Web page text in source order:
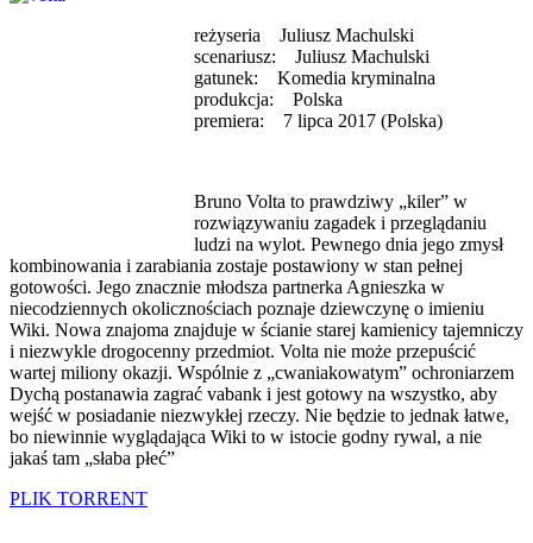
reżyseria Juliusz Machulski
scenariusz: Juliusz Machulski
gatunek: Komedia kryminalna
produkcja: Polska
premiera: 7 lipca 2017 (Polska)
Bruno Volta to prawdziwy „kiler” w
rozwiązywaniu zagadek i przeglądaniu
ludzi na wylot. Pewnego dnia jego zmysł
kombinowania i zarabiania zostaje postawiony w stan pełnej
gotowości. Jego znacznie młodsza partnerka Agnieszka w
niecodziennych okolicznościach poznaje dziewczynę o imieniu
Wiki. Nowa znajoma znajduje w ścianie starej kamienicy tajemniczy
i niezwykle drogocenny przedmiot. Volta nie może przepuścić
wartej miliony okazji. Wspólnie z „cwaniakowatym” ochroniarzem
Dychą postanawia zagrać vabank i jest gotowy na wszystko, aby
wejść w posiadanie niezwykłej rzeczy. Nie będzie to jednak łatwe,
bo niewinnie wyglądająca Wiki to w istocie godny rywal, a nie
jakaś tam „słaba płeć”
PLIK TORRENT